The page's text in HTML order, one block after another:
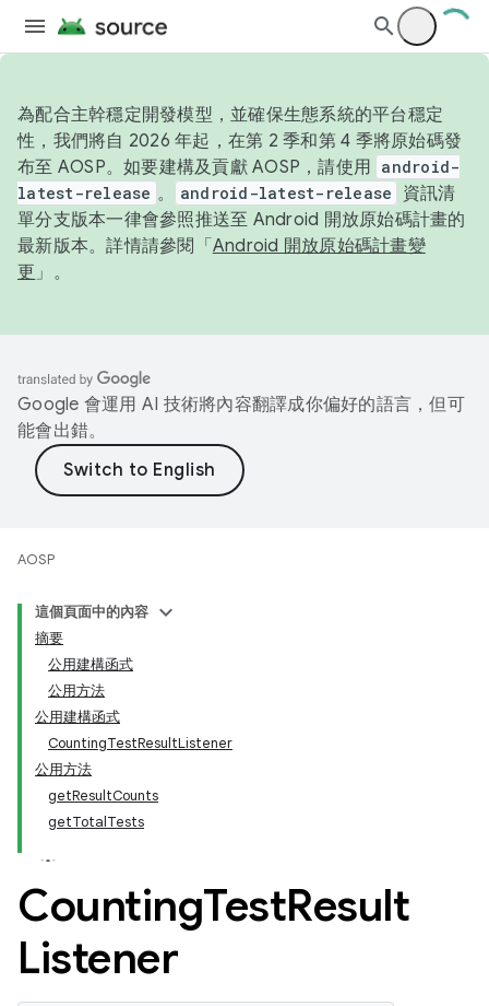
為配合主幹穩定開發模型，並確保生態系統的平台穩定
性，我們將自 2026 年起，在第 2 季和第 4 季將原始碼發
布至 AOSP。如要建構及貢獻 AOSP，請使用 android-
latest-release 。 android-latest-release
資訊清
單分支版本一律會參照推送至 Android 開放原始碼計畫的
最新版本。詳情請參閱「 Android 開放原始碼計畫變
更 」。
Google 會運用 AI 技術將內容翻譯成你偏好的語言，但可
能會出錯。
AOSP
這個頁面中的內容
摘要
公用建構函式
公用方法
公用建構函式
CountingTestResultListener
公用方法
getResultCounts
getTotalTests
CountingTestResult
Listener